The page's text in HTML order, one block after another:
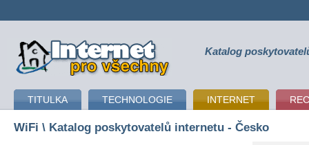
připojení k internetu Katalog
TITULKA TECHNOLOGIE INTERNET
WiFi \ Katalog poskytovatelů internetu - Česko